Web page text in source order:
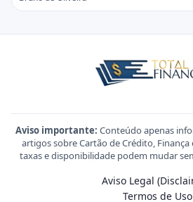
Aviso importante: Conteúdo apenas
artigos sobre Cartão de Crédito, Finança
taxas e disponibilidade podem mudar
Aviso Legal
Termos de Uso